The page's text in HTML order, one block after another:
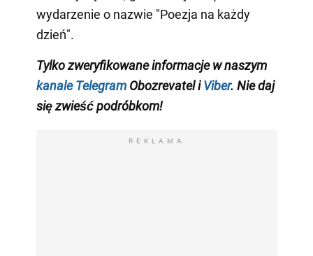
wydarzenie o nazwie "Poezja na każdy
dzień".
Tylko zweryfikowane informacje w naszym
kanale TelegramObozrevatel iViber. Nie daj
się zwieść podróbkom!
REKLAMA